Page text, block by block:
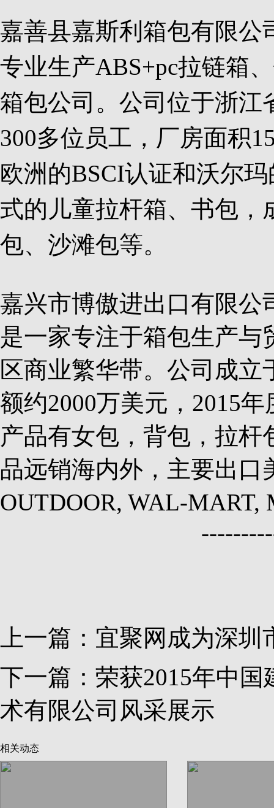
嘉善县嘉斯利箱包有限公
专业生产ABS+pc拉链箱
箱包公司。公司位于浙江
300多位员工，厂房面积
欧洲的BSCI认证和沃尔
式的儿童拉杆箱、书包，
包、沙滩包等。
嘉兴市博傲进出口有限公
是一家专注于箱包生产
区商业繁华带。公司成立
额约2000万美元，2015
产品有女包，背包，拉
品远销海内外，主要出
OUTDOOR, WAL-MART,
上一篇： 宜聚网成为深圳
下一篇： 荣获2015年中
术有限公司风采展示
相关动态